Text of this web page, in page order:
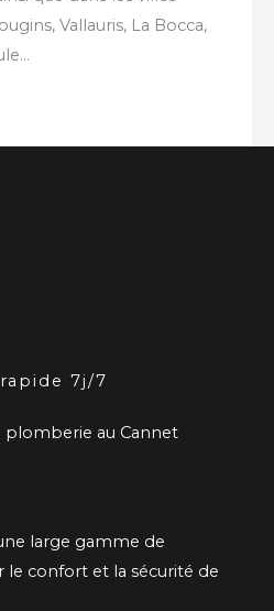
Vallauris, La Bocca,
7j/7
plomberie au Cannet
large gamme de
le confort et la sécurité de